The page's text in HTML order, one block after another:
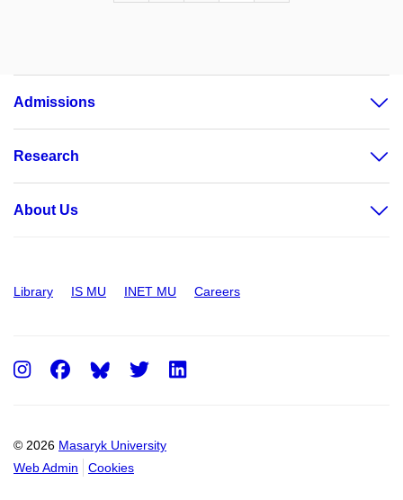
Admissions
Research
About Us
Library IS MU INET MU Careers
© 2026 Masaryk University
Web Admin
Cookies
Instagram
FacebookTwitter